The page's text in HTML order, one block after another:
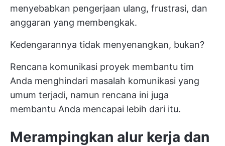
menyebabkan pengerjaan ulang, frustrasi, dan
anggaran yang membengkak.
Kedengarannya tidak menyenangkan, bukan?
Rencana komunikasi proyek membantu tim
Anda menghindari masalah komunikasi yang
umum terjadi, namun rencana ini juga
membantu Anda mencapai lebih dari itu.
Merampingkan alur kerja dan